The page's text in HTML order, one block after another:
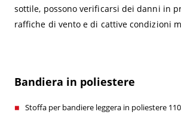
sottile, possono verificarsi dei danni in
raffiche di vento e di cattive condizioni
Bandiera in poliestere
Stoffa per bandiere leggera in poliestere